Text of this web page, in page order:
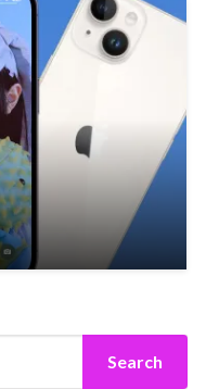
Search